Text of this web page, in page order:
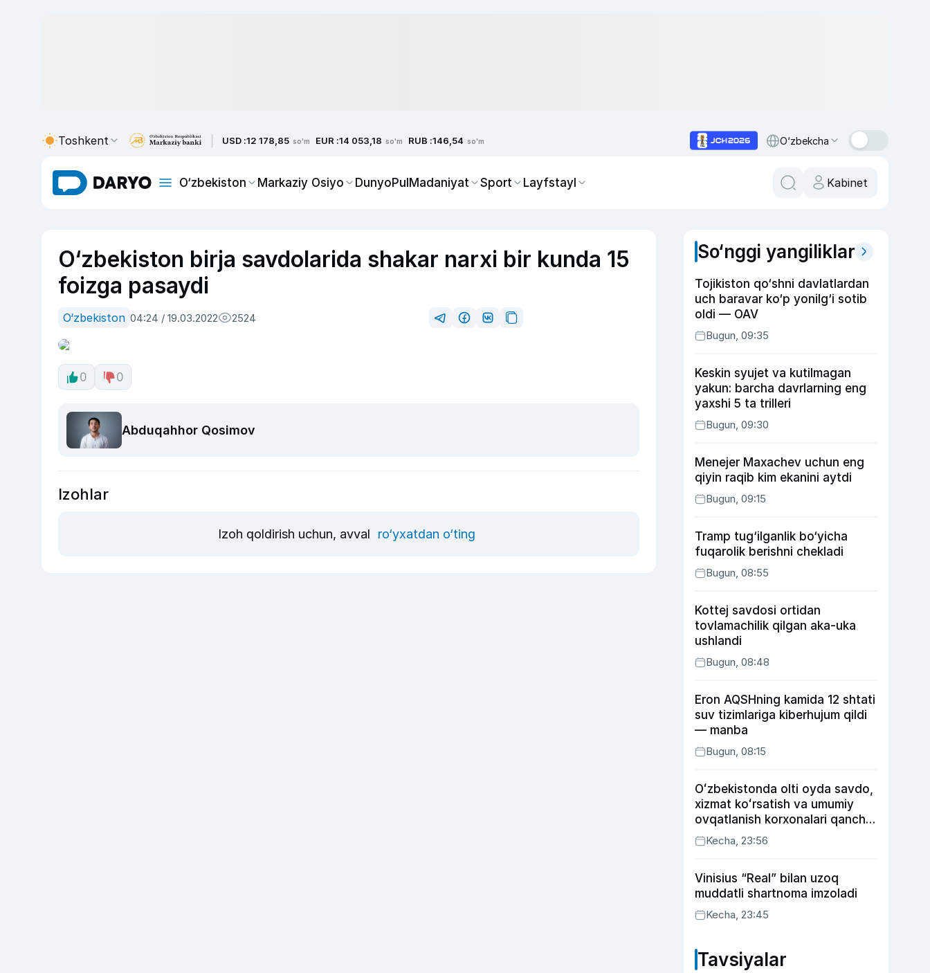
Toshkent USD :12 178,85 so'm EUR :14 053,18 so'm RUB :146,54 so'm O‘zbekcha
O‘zbekiston Markaziy Osiyo DunyoPulMadaniyat Sport Layfstayl Kabinet
O‘zbekiston birja savdolarida shakar narxi bir kunda 15
foizga pasaydi
O‘zbekiston 04:24 / 19.03.2022 2524
0 0
Abduqahhor Qosimov
Izohlar
Izoh qoldirish uchun, avval ro‘yxatdan o‘ting
So‘nggi yangiliklar
Tojikiston qo‘shni davlatlardan
uch baravar ko‘p yonilg‘i sotib
oldi — OAV
Bugun, 09:35
Keskin syujet va kutilmagan
yakun: barcha davrlarning eng
yaxshi 5 ta trilleri
Bugun, 09:30
Menejer Maxachev uchun eng
qiyin raqib kim ekanini aytdi
Bugun, 09:15
Tramp tug‘ilganlik bo‘yicha
fuqarolik berishni chekladi
Bugun, 08:55
Kottej savdosi ortidan
tovlamachilik qilgan aka-uka
ushlandi
Bugun, 08:48
Eron AQSHning kamida 12 shtati
suv tizimlariga kiberhujum qildi
— manba
Bugun, 08:15
Oʻzbekistonda olti oyda savdo,
xizmat koʻrsatish va umumiy
ovqatlanish korxonalari qancha
soliq toʻlagani ochiqlandi
Kecha, 23:56
Vinisius “Real” bilan uzoq
muddatli shartnoma imzoladi
Kecha, 23:45
Tavsiyalar